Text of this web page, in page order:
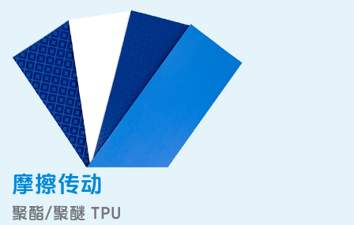
摩擦传动
聚酯/聚醚 TPU